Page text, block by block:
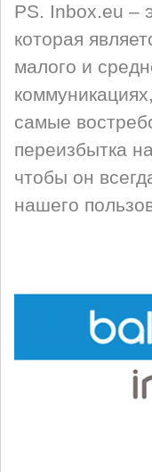
PS. Inbox.eu –
которая
малого и
самые
переизбытка
чтобы он
нашего